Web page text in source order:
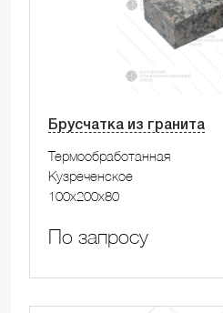
Брусчатка из гранита
Термообработанная
Кузреченское
100x200x80
По запросу